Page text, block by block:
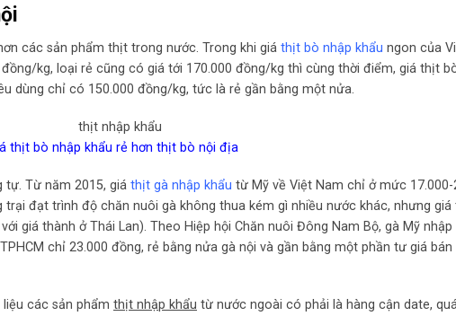
các sản phẩm thịt trong nước. Trong khi giá thịt bò nhập khẩu ngon của
kg, loại rẻ cũng có giá tới 170.000 đồng/kg thì cùng thời điểm, giá thịt
dùng chỉ có 150.000 đồng/kg, tức là rẻ gần bằng một nửa.
thịt bò nhập khẩu rẻ hơn thịt bò nội địa
Từ năm 2015, giá thịt gà nhập khẩu từ Mỹ về Việt Nam chỉ ở mức 17.000-
đạt trình độ chăn nuôi gà không thua kém gì nhiều nước khác, nhưng giá
giá thành ở Thái Lan). Theo Hiệp hội Chăn nuôi Đông Nam Bộ, gà Mỹ
chỉ 23.000 đồng, rẻ bằng nửa gà nội và gần bằng một phần tư giá
các sản phẩm thịt nhập khẩu từ nước ngoài có phải là hàng cận date,